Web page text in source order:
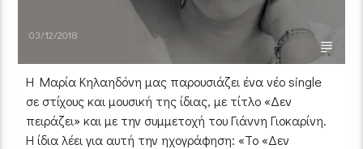
03/12/2018
H Mαρία Κηλαηδόνη μας παρουσιάζει ένα νέο single
σε στίχους και μουσική της ίδιας, με τίτλο «Δεν
πειράζει» και με την συμμετοχή του Γιάννη Γιοκαρίνη.
Η ίδια λέει για αυτή την ηχογράφηση: «Το «Δεν